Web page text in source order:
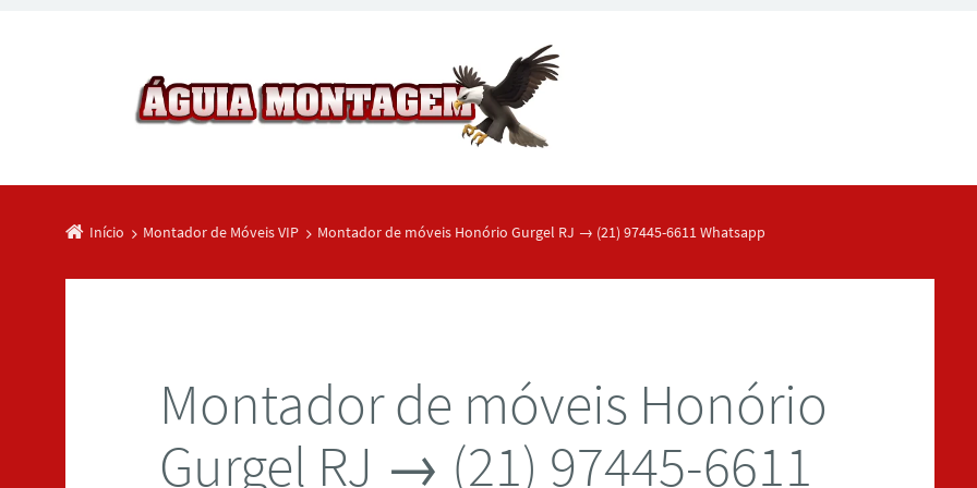
Início Montador de Móveis VIP Montador de móveis Honório Gurgel RJ → (21) 97445-6611 Whatsapp
Montador de móveis Honório
Gurgel RJ → (21) 97445-6611